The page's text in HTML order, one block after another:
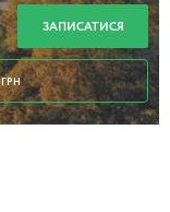
ЗАПИСАТИСЯ
ГРН